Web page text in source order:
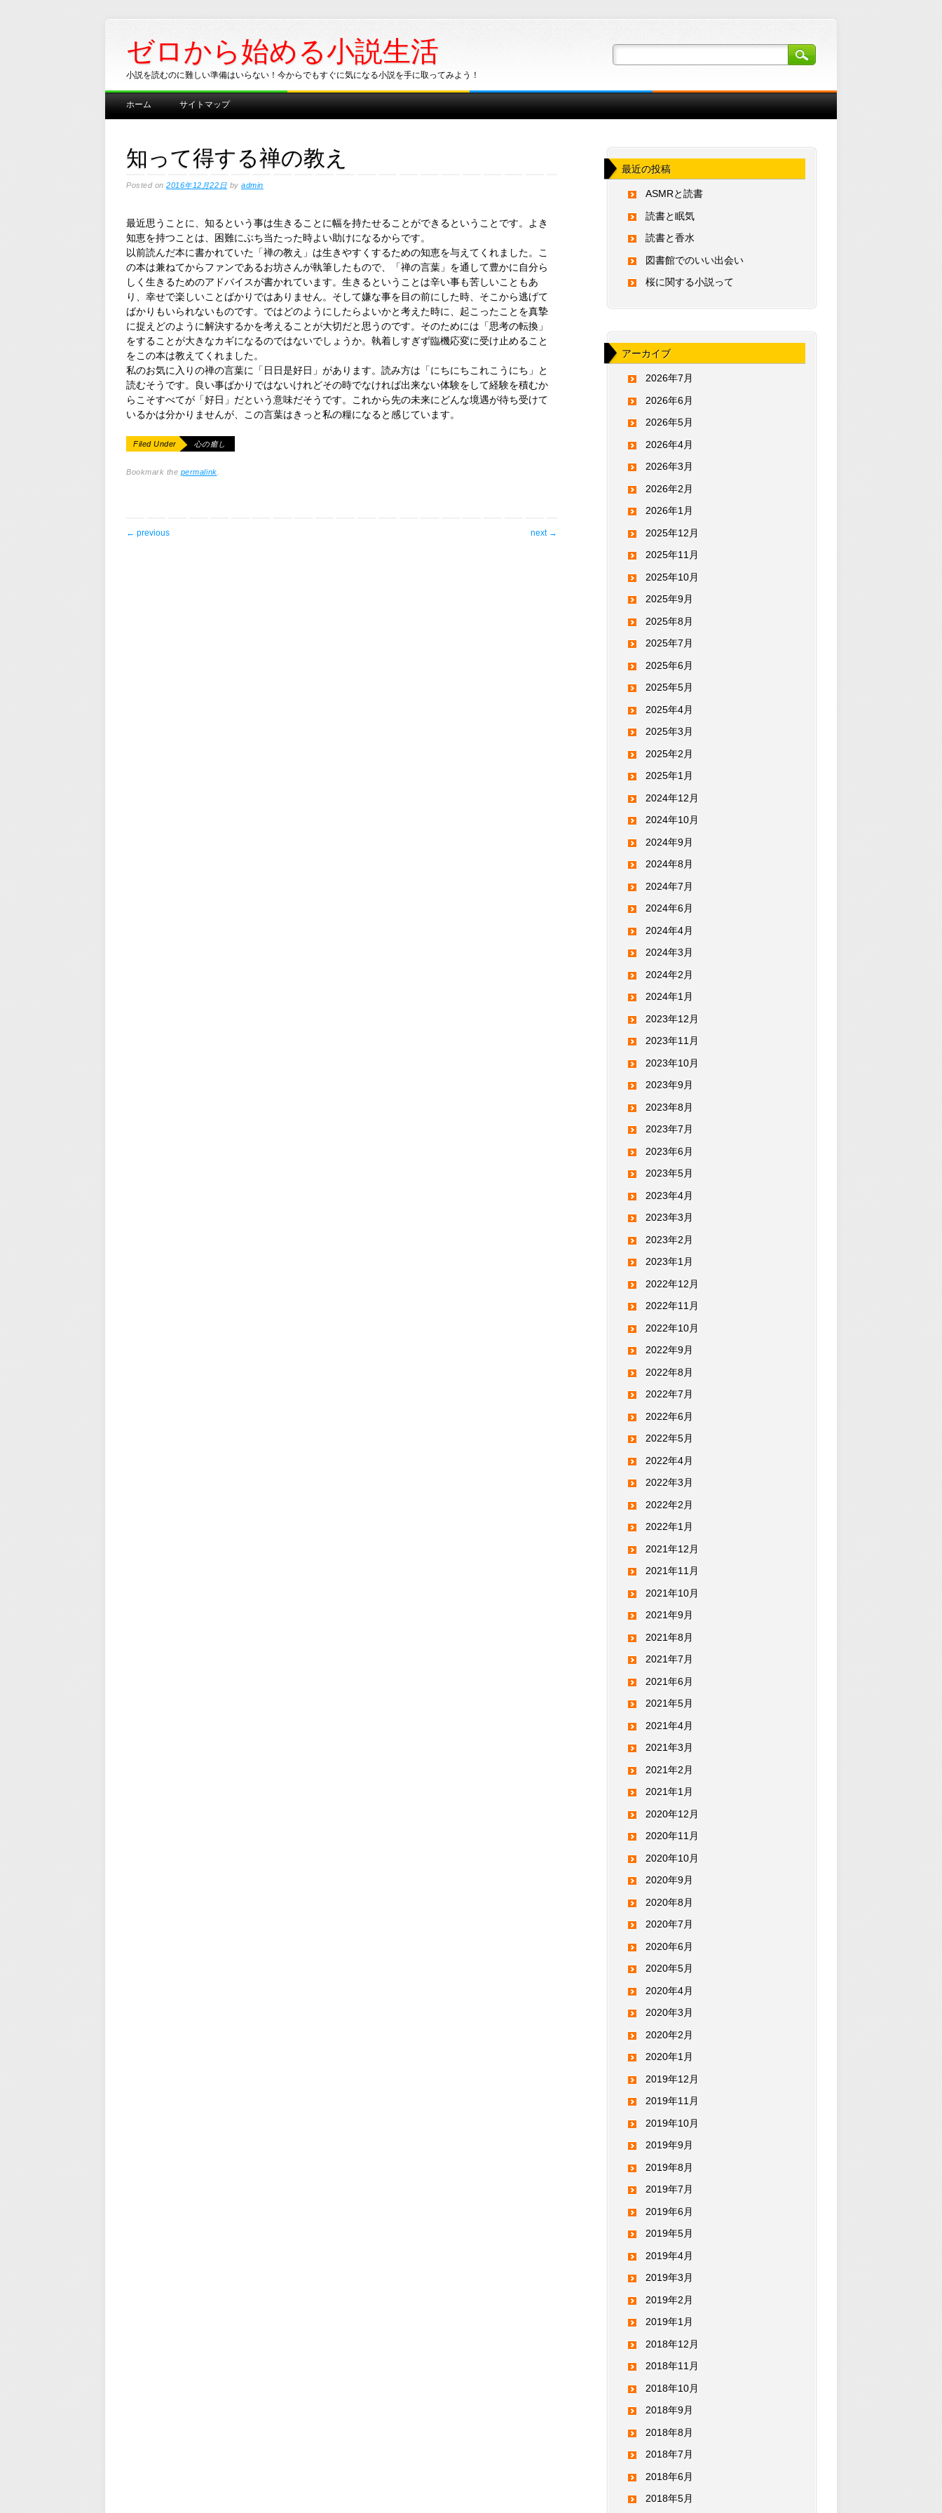
ゼロから始める小説生活
小説を読むのに難しい準備はいらない！今からでもすぐに気になる小説を手に取ってみよう！
Main menu
Skip
ホーム サイトマップ
知って得する禅の教え
Posted on2016年12月22日 byadmin
最近思うことに、知るという事は生きることに幅を持たせることができるということです。よき
知恵を持つことは、困難にぶち当たった時よい助けになるからです。
以前読んだ本に書かれていた「禅の教え」は生きやすくするための知恵を与えてくれました。こ
の本は兼ねてからファンであるお坊さんが執筆したもので、「禅の言葉」を通して豊かに自分ら
しく生きるためのアドバイスが書かれています。生きるということは辛い事も苦しいこともあ
り、幸せで楽しいことばかりではありません。そして嫌な事を目の前にした時、そこから逃げて
ばかりもいられないものです。ではどのようにしたらよいかと考えた時に、起こったことを真摯
に捉えどのように解決するかを考えることが大切だと思うのです。そのためには「思考の転換」
をすることが大きなカギになるのではないでしょうか。執着しすぎず臨機応変に受け止めること
をこの本は教えてくれました。
私のお気に入りの禅の言葉に「日日是好日」があります。読み方は「にちにちこれこうにち」と
読むそうです。良い事ばかりではないけれどその時でなければ出来ない体験をして経験を積むか
らこそすべてが「好日」だという意味だそうです。これから先の未来にどんな境遇が待ち受けて
いるかは分かりませんが、この言葉はきっと私の糧になると感じています。
Filed Under 心の癒し
Bookmark the permalink
post navigation
← previous next →
最近の投稿
ASMRと読書
読書と眠気
読書と香水
図書館でのいい出会い
桜に関する小説って
アーカイブ
2026年7月
2026年6月
2026年5月
2026年4月
2026年3月
2026年2月
2026年1月
2025年12月
2025年11月
2025年10月
2025年9月
2025年8月
2025年7月
2025年6月
2025年5月
2025年4月
2025年3月
2025年2月
2025年1月
2024年12月
2024年10月
2024年9月
2024年8月
2024年7月
2024年6月
2024年4月
2024年3月
2024年2月
2024年1月
2023年12月
2023年11月
2023年10月
2023年9月
2023年8月
2023年7月
2023年6月
2023年5月
2023年4月
2023年3月
2023年2月
2023年1月
2022年12月
2022年11月
2022年10月
2022年9月
2022年8月
2022年7月
2022年6月
2022年5月
2022年4月
2022年3月
2022年2月
2022年1月
2021年12月
2021年11月
2021年10月
2021年9月
2021年8月
2021年7月
2021年6月
2021年5月
2021年4月
2021年3月
2021年2月
2021年1月
2020年12月
2020年11月
2020年10月
2020年9月
2020年8月
2020年7月
2020年6月
2020年5月
2020年4月
2020年3月
2020年2月
2020年1月
2019年12月
2019年11月
2019年10月
2019年9月
2019年8月
2019年7月
2019年6月
2019年5月
2019年4月
2019年3月
2019年2月
2019年1月
2018年12月
2018年11月
2018年10月
2018年9月
2018年8月
2018年7月
2018年6月
2018年5月